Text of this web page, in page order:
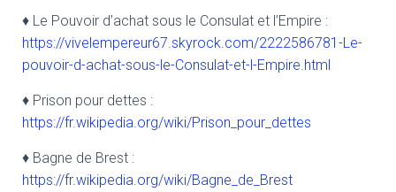
♦ Le Pouvoir d’achat sous le Consulat et l’Empire :
https://vivelempereur67.skyrock.com/2222586781-Le-
pouvoir-d-achat-sous-le-Consulat-et-l-Empire.html
♦ Prison pour dettes :
https://fr.wikipedia.org/wiki/Prison_pour_dettes
♦ Bagne de Brest :
https://fr.wikipedia.org/wiki/Bagne_de_Brest